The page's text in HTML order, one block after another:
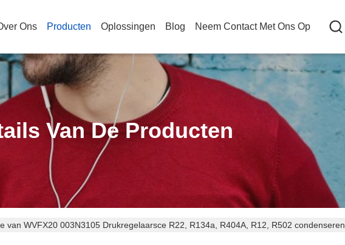
Ons Producten Oplossingen Blog Neem Contact Met Ons Op
Van De Producten
van WVFX20 003N3105 Drukregelaarsce R22, R134a, R404A, R12, R502 condenseren